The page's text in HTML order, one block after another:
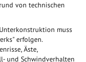
von technischen
muss
erfolgen.
Äste,
und Schwindverhalten